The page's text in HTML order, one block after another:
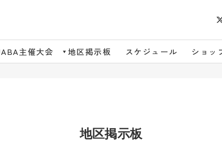
主催大会 地区掲示板 スケジュール ショッ
地区掲示板